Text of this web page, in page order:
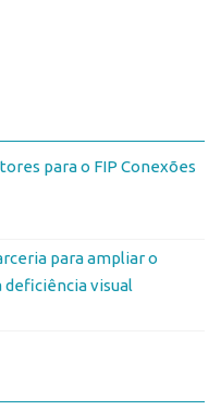
para o FIP Conexões
para ampliar o
deficiência visual